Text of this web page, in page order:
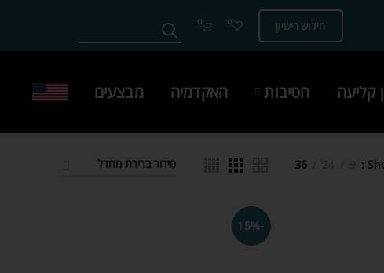
חידוש רישיון 0
0
קליעה חטיבות האקדמיה מבצעים
36
-15%